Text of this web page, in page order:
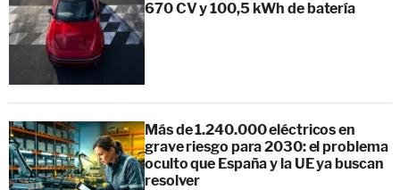
670 CV y 100,5 kWh de batería
Más de 1.240.000 eléctricos en
grave riesgo para 2030: el problema
oculto que España y la UE ya buscan
resolver